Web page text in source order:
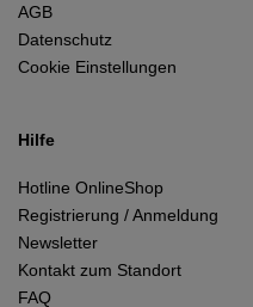
AGB
Datenschutz
Cookie Einstellungen
Hilfe
Hotline OnlineShop
Registrierung / Anmeldung
Newsletter
Kontakt zum Standort
FAQ